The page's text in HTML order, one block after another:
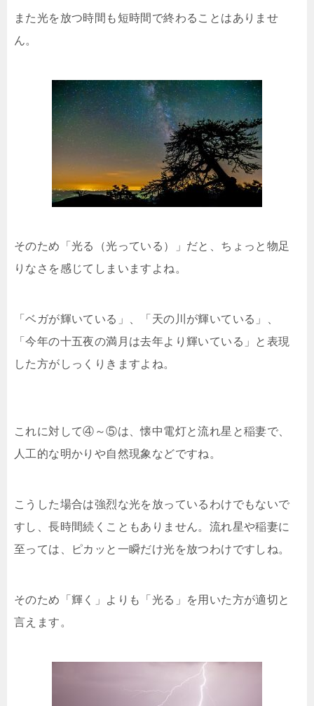
また光を放つ時間も短時間で終わることはありませ
ん。
そのため「光る（光っている）」だと、ちょっと物足
りなさを感じてしまいますよね。
「ベガが輝いている」、「天の川が輝いている」、
「今年の十五夜の満月は去年より輝いている」と表現
した方がしっくりきますよね。
これに対して④～⑤は、懐中電灯と流れ星と稲妻で、
人工的な明かりや自然現象などですね。
こうした場合は強烈な光を放っているわけでもないで
すし、長時間続くこともありません。流れ星や稲妻に
至っては、ピカッと一瞬だけ光を放つわけですしね。
そのため「輝く」よりも「光る」を用いた方が適切と
言えます。